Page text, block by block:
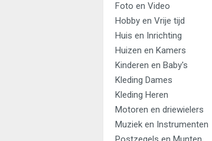
Foto en Video
Hobby en Vrije tijd
Huis en Inrichting
Huizen en Kamers
Kinderen en Baby's
Kleding Dames
Kleding Heren
Motoren en driewielers
Muziek en Instrumenten